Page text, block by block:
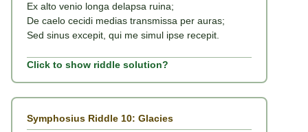
Ex alto venio longa delapsa ruina;
De caelo cecidi medias transmissa per auras;
Sed sinus excepit, qui me simul ipse recepit.
Click to show riddle solution?
Symphosius Riddle 10: Glacies